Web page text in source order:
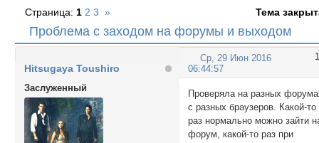
Проблема с заходом на форумы и выходом
Страница: 1 2 3 » Тема
1
Ср, 29 Июн 2016
06:44:57
Hitsugaya Toushiro
Заслуженный
Проверяла на разных
с разных браузеров. Какой-то
раз нормально можно зайти
форум, какой-то раз при